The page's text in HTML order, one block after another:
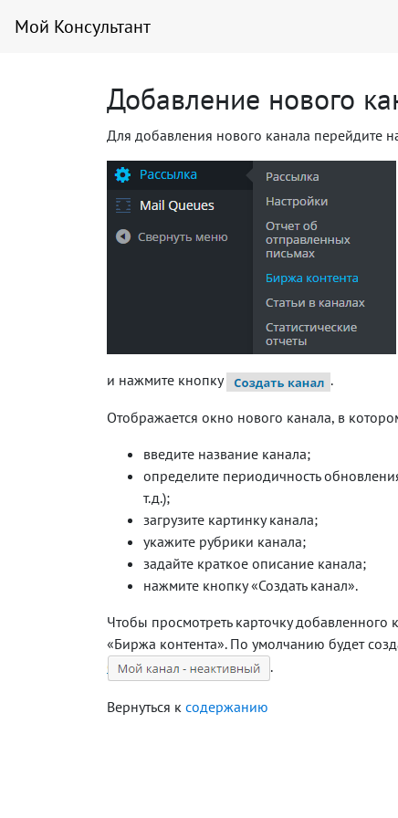
Мой Консультант
Добавление нового
Для добавления нового канала перейдите
и нажмите кнопку .
Отображается окно нового канала, в
введите название канала;
определите периодичность
т.д.);
загрузите картинку канала;
укажите рубрики канала;
задайте краткое описание канала;
нажмите кнопку «Создать канал».
Чтобы просмотреть карточку добавленного
«Биржа контента». По умолчанию будет
.
Вернуться к содержанию